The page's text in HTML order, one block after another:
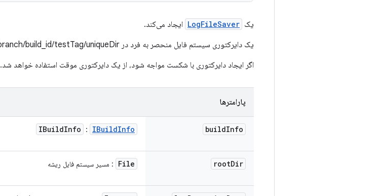
یک LogFileSaver ایجاد می‌کند.
یک دایرکتوری سیستم فایل منحصر به فرد در rootDir/branch/build_id/testTag/uniqueDir بسازید.
اگر ایجاد دایرکتوری با شکست مواجه شود، از یک دایرکتوری موقت استفاده خواهد شد.
پارامترها
buildInfo
IBuildInfo : IBuildInfo
rootDir
File : مسیر سیستم فایل ریشه